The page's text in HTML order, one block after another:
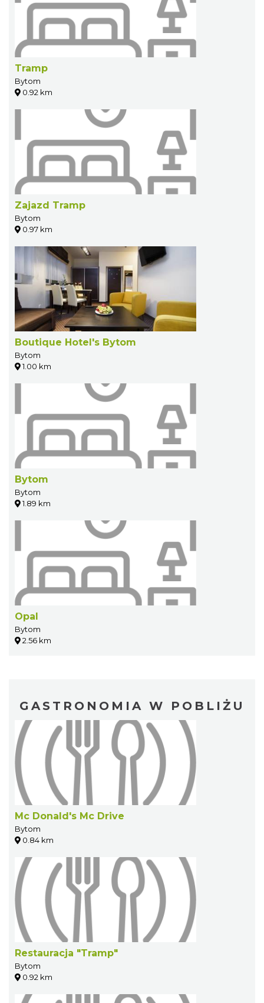
Tramp
Bytom
0.92 km
Zajazd Tramp
Bytom
0.97 km
Boutique Hotel's Bytom
Bytom
1.00 km
Bytom
Bytom
1.89 km
Opal
Bytom
2.56 km
GASTRONOMIA W POBLIŻU
Mc Donald's Mc Drive
Bytom
0.84 km
Restauracja "Tramp"
Bytom
0.92 km